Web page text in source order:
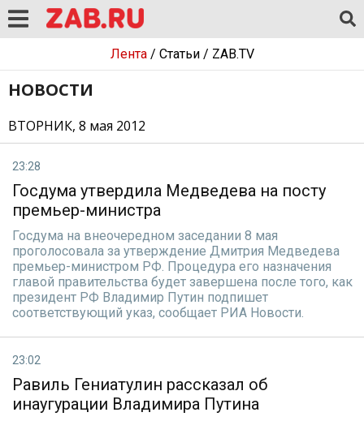
Лента/ Статьи/ ZAB.TV
НОВОСТИ
ВТОРНИК, 8 мая 2012
23:28
Госдума утвердила Медведева на посту
премьер-министра
Госдума на внеочередном заседании 8 мая
проголосовала за утверждение Дмитрия Медведева
премьер-министром РФ. Процедура его назначения
главой правительства будет завершена после того, как
президент РФ Владимир Путин подпишет
соответствующий указ, сообщает РИА Новости.
23:02
Равиль Гениатулин рассказал об
инаугурации Владимира Путина